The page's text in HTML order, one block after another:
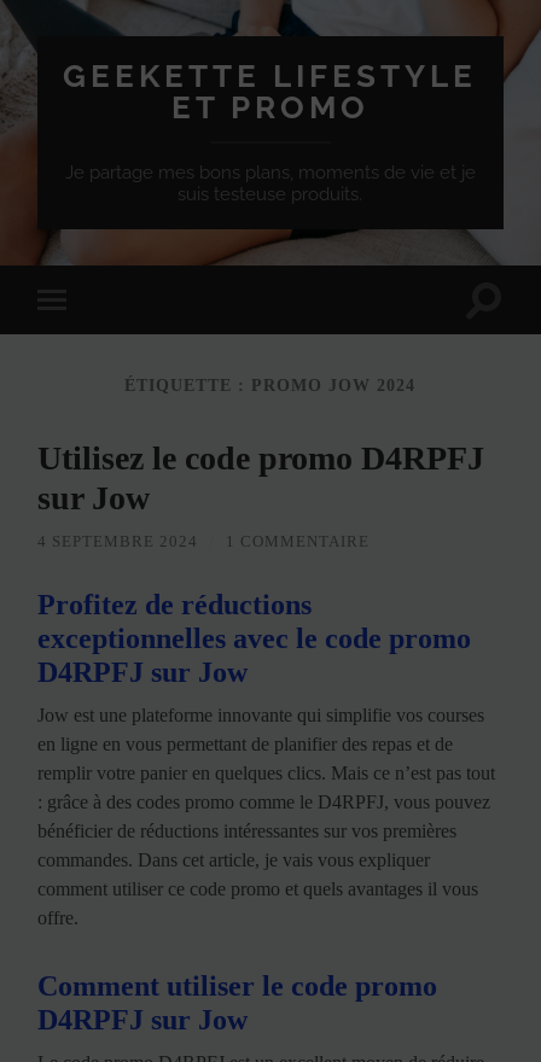
GEEKETTE LIFESTYLE
ET PROMO
Je partage mes bons plans, moments de vie et je
suis testeuse produits.
à
ÉTIQUETTE : PROMO JOW 2024
Utilisez le code promo D4RPFJ
sur Jow
4 SEPTEMBRE 2024 1 COMMENTAIRE
Profitez de réductions
exceptionnelles avec le code promo
D4RPFJ sur Jow
Jow est une plateforme innovante qui simplifie vos courses
en ligne en vous permettant de planifier des repas et de
remplir votre panier en quelques clics. Mais ce n’est pas tout
: grâce à des codes promo comme le D4RPFJ, vous pouvez
bénéficier de réductions intéressantes sur vos premières
commandes. Dans cet article, je vais vous expliquer
comment utiliser ce code promo et quels avantages il vous
offre.
Comment utiliser le code promo
D4RPFJ sur Jow